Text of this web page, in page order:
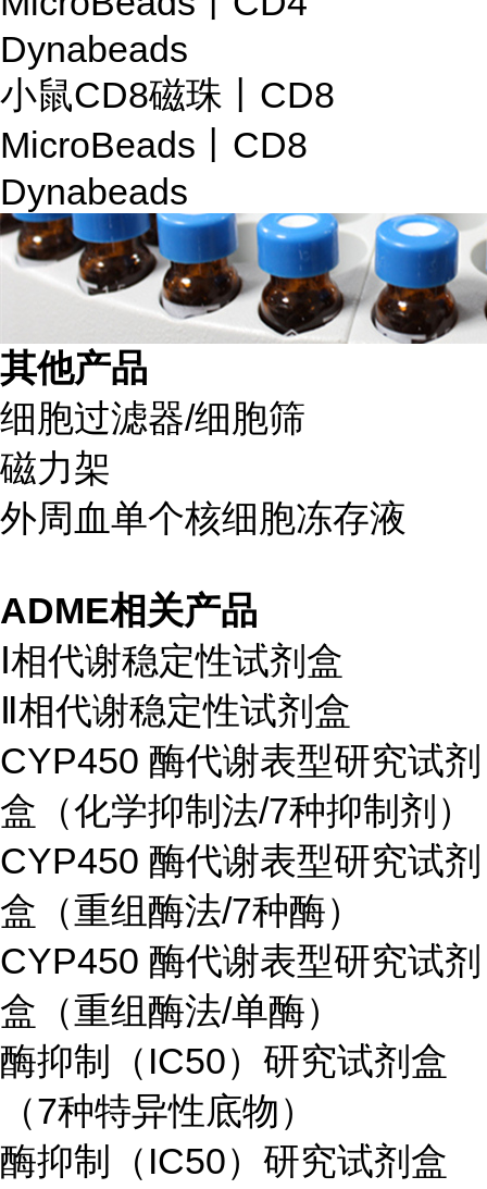
Dynabeads
小鼠CD8磁珠丨CD8
MicroBeads丨CD8
Dynabeads
其他产品
细胞过滤器/细胞筛
磁力架
外周血单个核细胞冻存液
ADME相关产品
Ⅰ相代谢稳定性试剂盒
Ⅱ相代谢稳定性试剂盒
CYP450 酶代谢表型研究试剂
盒（化学抑制法/7种抑制剂）
CYP450 酶代谢表型研究试剂
盒（重组酶法/7种酶）
CYP450 酶代谢表型研究试剂
盒（重组酶法/单酶）
酶抑制（IC50）研究试剂盒
（7种特异性底物）
酶抑制（IC50）研究试剂盒